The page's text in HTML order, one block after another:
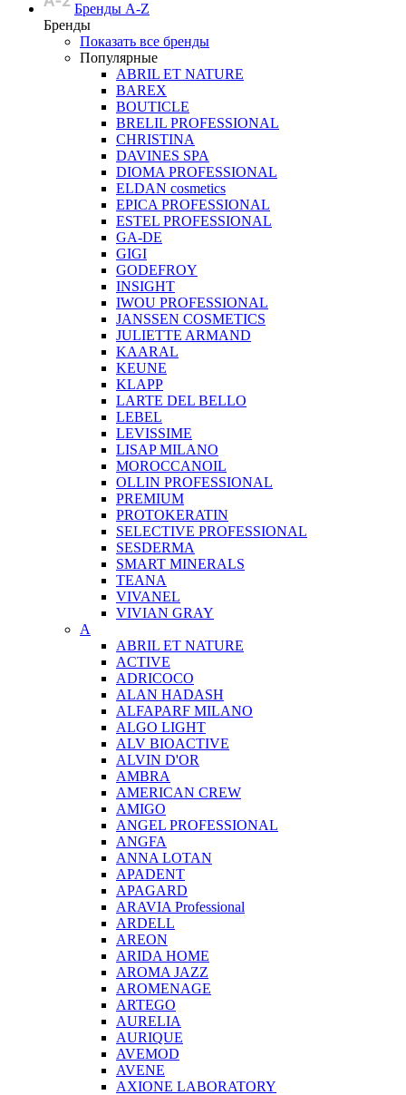
Бренды A-Z
Бренды
Показать все бренды
Популярные
ABRIL ET NATURE
BAREX
BOUTICLE
BRELIL PROFESSIONAL
CHRISTINA
DAVINES SPA
DIOMA PROFESSIONAL
ELDAN cosmetics
EPICA PROFESSIONAL
ESTEL PROFESSIONAL
GA-DE
GIGI
GODEFROY
INSIGHT
IWOU PROFESSIONAL
JANSSEN COSMETICS
JULIETTE ARMAND
KAARAL
KEUNE
KLAPP
LARTE DEL BELLO
LEBEL
LEVISSIME
LISAP MILANO
MOROCCANOIL
OLLIN PROFESSIONAL
PREMIUM
PROTOKERATIN
SELECTIVE PROFESSIONAL
SESDERMA
SMART MINERALS
TEANA
VIVANEL
VIVIAN GRAY
A
ABRIL ET NATURE
ACTIVE
ADRICOCO
ALAN HADASH
ALFAPARF MILANO
ALGO LIGHT
ALV BIOACTIVE
ALVIN D'OR
AMBRA
AMERICAN CREW
AMIGO
ANGEL PROFESSIONAL
ANGFA
ANNA LOTAN
APADENT
APAGARD
ARAVIA Professional
ARDELL
AREON
ARIDA HOME
AROMA JAZZ
AROMENAGE
ARTEGO
AURELIA
AURIQUE
AVEMOD
AVENE
AXIONE LABORATORY